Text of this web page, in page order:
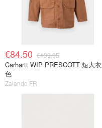
€84.50 €199.95
Carhartt WIP PRESCOTT 短大
色
Zalando FR